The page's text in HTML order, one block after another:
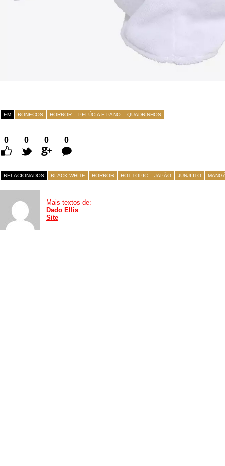
EM BONECOS HORROR PELÚCIA E PANO QUADRINHOS
0 0 0
0
Comentários
RELACIONADOS BLACK-WHITE HORROR HOT-TOPIC JAPÃO JUNJI-ITO
Mais textos de:
Dado Ellis
Site